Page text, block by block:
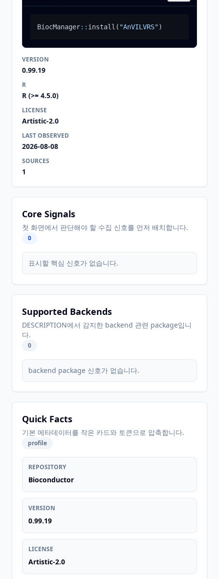
BiocManager:: install ( "AnVILVRS")
VERSION
0.99.19
R
R (>= 4.5.0)
LICENSE
Artistic-2.0
LAST OBSERVED
2026-08-08
SOURCES
1
Core Signals
첫 화면에서 판단해야 할 수집 신호를 먼저 배치합니다.
0
표시할 핵심 신호가 없습니다.
Supported Backends
DESCRIPTION에서 감지한 backend 관련 package입니
다.
0
backend package 신호가 없습니다.
Quick Facts
기본 메타데이터를 작은 카드와 토큰으로 압축합니다.
profile
REPOSITORY
Bioconductor
VERSION
0.99.19
LICENSE
Artistic-2.0